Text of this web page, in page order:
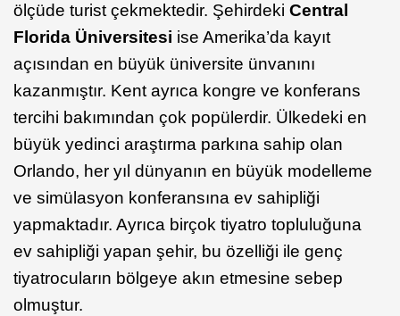
ölçüde turist çekmektedir. Şehirdeki Central
Florida Üniversitesi ise Amerika’da kayıt
açısından en büyük üniversite ünvanını
kazanmıştır. Kent ayrıca kongre ve konferans
tercihi bakımından çok popülerdir. Ülkedeki en
büyük yedinci araştırma parkına sahip olan
Orlando, her yıl dünyanın en büyük modelleme
ve simülasyon konferansına ev sahipliği
yapmaktadır. Ayrıca birçok tiyatro topluluğuna
ev sahipliği yapan şehir, bu özelliği ile genç
tiyatrocuların bölgeye akın etmesine sebep
olmuştur.